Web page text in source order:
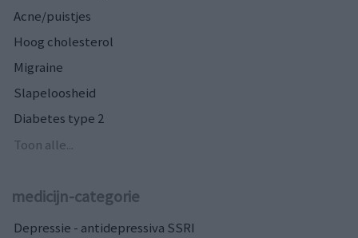
Acne/puistjes
Hoog cholesterol
Migraine
Slapeloosheid
Diabetes type 2
Toon alle...
medicijn-categorie
Depressie - antidepressiva SSRI